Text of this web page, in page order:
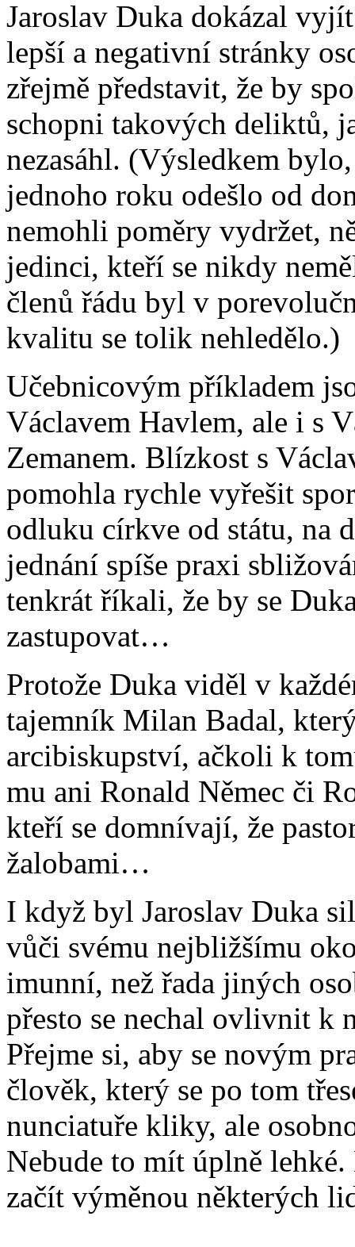
Jaroslav Duka dokázal
lepší a negativní stránky
zřejmě představit, že by
schopni takových deliktů,
nezasáhl. (Výsledkem
jednoho roku odešlo od
nemohli poměry vydržet,
jedinci, kteří se nikdy
členů řádu byl v
kvalitu se tolik nehledělo.)
Učebnicovým příkladem
Václavem Havlem, ale i s
Zemanem. Blízkost s
pomohla rychle vyřešit
odluku církve od státu, na
jednání spíše praxi
tenkrát říkali, že by se
zastupovat…
Protože Duka viděl v
tajemník Milan Badal,
arcibiskupství, ačkoli k
mu ani Ronald Němec či
kteří se domnívají, že
žalobami…
I když byl Jaroslav Duka
vůči svému nejbližšímu
imunní, než řada jiných
přesto se nechal ovlivnit k
Přejme si, aby se novým
člověk, který se po tom
nunciatuře kliky, ale
Nebude to mít úplně
začít výměnou některých